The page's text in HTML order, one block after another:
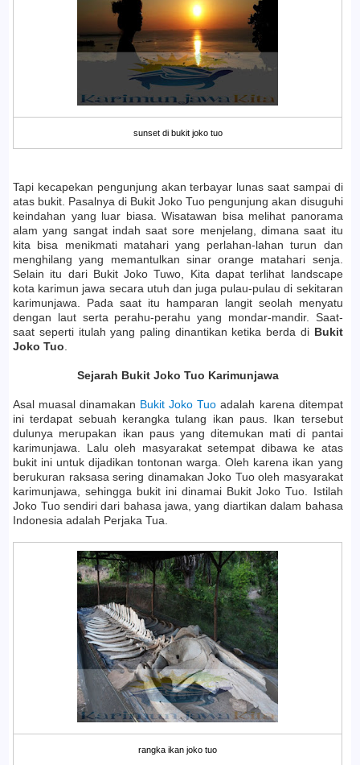
sunset di bukit joko tuo
Tapi kecapekan pengunjung akan terbayar lunas saat sampai di
atas bukit. Pasalnya di Bukit Joko Tuo pengunjung akan disuguhi
keindahan yang luar biasa. Wisatawan bisa melihat panorama
alam yang sangat indah saat sore menjelang, dimana saat itu
kita bisa menikmati matahari yang perlahan-lahan turun dan
menghilang yang memantulkan sinar orange matahari senja.
Selain itu dari Bukit Joko Tuwo, Kita dapat terlihat landscape
kota karimun jawa secara utuh dan juga pulau-pulau di sekitaran
karimunjawa. Pada saat itu hamparan langit seolah menyatu
dengan laut serta perahu-perahu yang mondar-mandir. Saat-
saat seperti itulah yang paling dinantikan ketika berda di Bukit
Joko Tuo.
Sejarah Bukit Joko Tuo Karimunjawa
Asal muasal dinamakan Bukit Joko Tuo adalah karena ditempat
ini terdapat sebuah kerangka tulang ikan paus. Ikan tersebut
dulunya merupakan ikan paus yang ditemukan mati di pantai
karimunjawa. Lalu oleh masyarakat setempat dibawa ke atas
bukit ini untuk dijadikan tontonan warga. Oleh karena ikan yang
berukuran raksasa sering dinamakan Joko Tuo oleh masyarakat
karimunjawa, sehingga bukit ini dinamai Bukit Joko Tuo. Istilah
Joko Tuo sendiri dari bahasa jawa, yang diartikan dalam bahasa
Indonesia adalah Perjaka Tua.
rangka ikan joko tuo